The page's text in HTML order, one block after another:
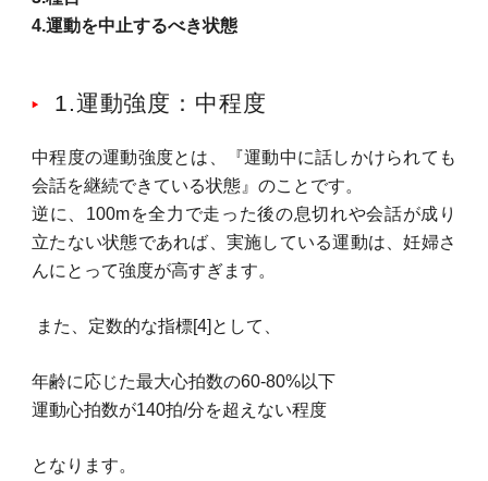
4.運動を中止するべき状態
1.運動強度：中程度
中程度の運動強度とは、『運動中に話しかけられても
会話を継続できている状態』のことです。
逆に、100mを全力で走った後の息切れや会話が成り
立たない状態であれば、実施している運動は、妊婦さ
んにとって強度が高すぎます。
また、定数的な指標[4]として、
年齢に応じた最大心拍数の60-80%以下
運動心拍数が140拍/分を超えない程度
となります。